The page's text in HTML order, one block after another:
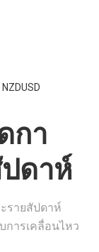
NZDUSD
กา
ดาห์
รายสัปดาห์
การเคลื่อนไหว